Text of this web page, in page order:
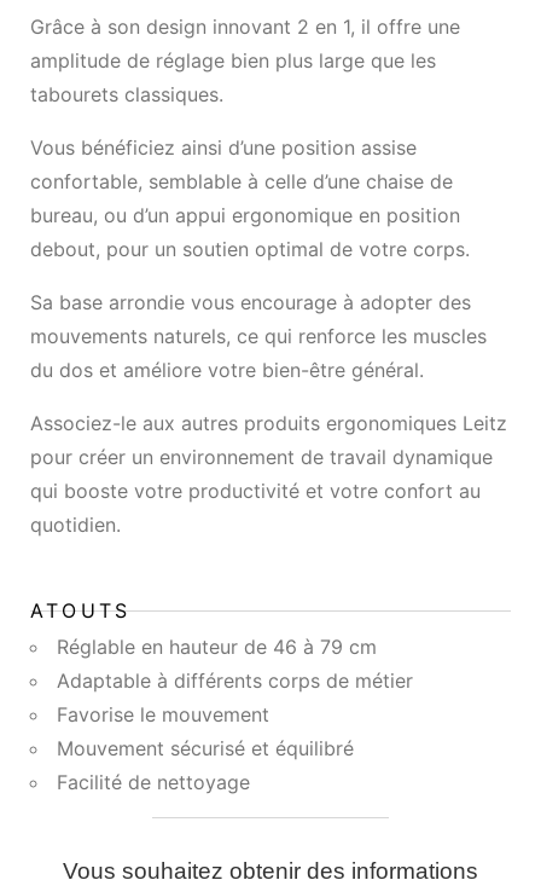
Grâce à son design innovant 2 en 1, il offre une
amplitude de réglage bien plus large que les
tabourets classiques.
Vous bénéficiez ainsi d’une position assise
confortable, semblable à celle d’une chaise de
bureau, ou d’un appui ergonomique en position
debout, pour un soutien optimal de votre corps.
Sa base arrondie vous encourage à adopter des
mouvements naturels, ce qui renforce les muscles
du dos et améliore votre bien-être général.
Associez-le aux autres produits ergonomiques Leitz
pour créer un environnement de travail dynamique
qui booste votre productivité et votre confort au
quotidien.
ATOUTS
Réglable en hauteur de 46 à 79 cm
Adaptable à différents corps de métier
Favorise le mouvement
Mouvement sécurisé et équilibré
Facilité de nettoyage
Vous souhaitez obtenir des informations